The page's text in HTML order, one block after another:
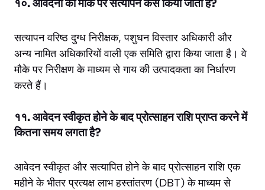
१०. आवेदनों का मौके पर सत्यापन कैसे किया जाता है?
सत्यापन वरिष्ठ दुग्ध निरीक्षक, पशुधन विस्तार अधिकारी और
अन्य नामित अधिकारियों वाली एक समिति द्वारा किया जाता है। वे
मौके पर निरीक्षण के माध्यम से गाय की उत्पादकता का निर्धारण
करते हैं।
११. आवेदन स्वीकृत होने के बाद प्रोत्साहन राशि प्राप्त करने में
कितना समय लगता है?
आवेदन स्वीकृत और सत्यापित होने के बाद प्रोत्साहन राशि एक
महीने के भीतर प्रत्यक्ष लाभ हस्तांतरण (DBT) के माध्यम से